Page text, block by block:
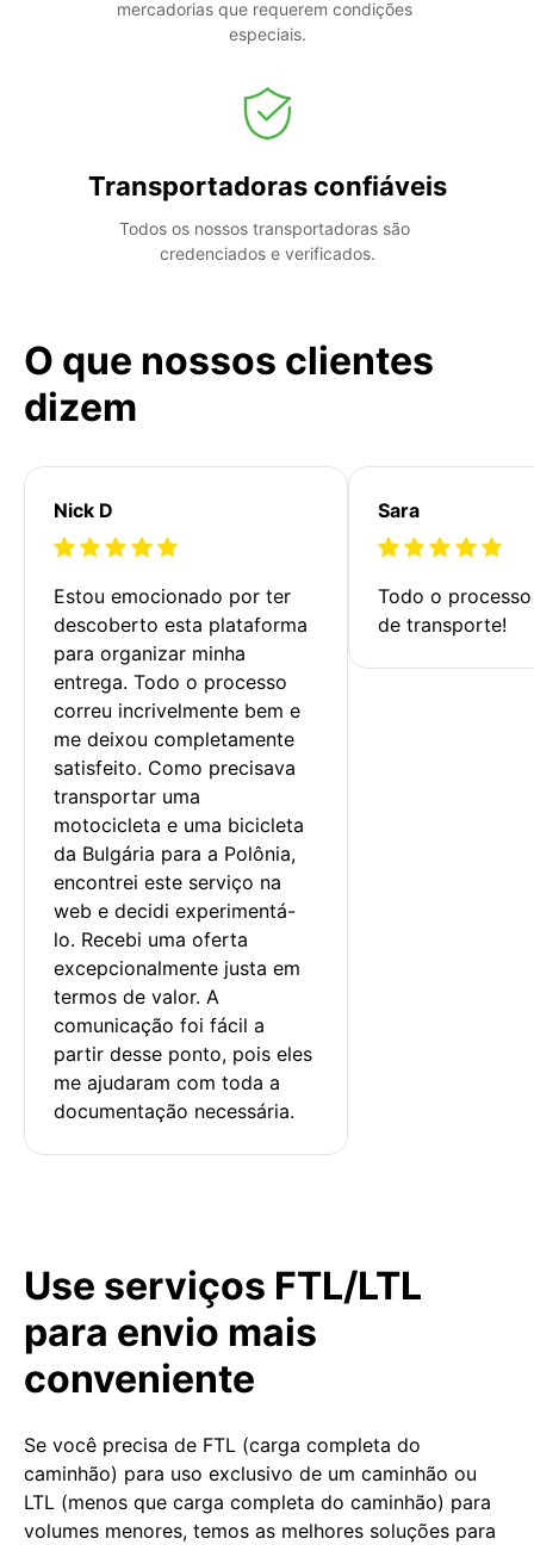
mercadorias que requerem condições
especiais.
Transportadoras confiáveis
Todos os nossos transportadoras são
credenciados e verificados.
O que nossos clientes
dizem
Nick D
Estou emocionado por ter
descoberto esta plataforma
para organizar minha
entrega. Todo o processo
correu incrivelmente bem e
me deixou completamente
satisfeito. Como precisava
transportar uma
motocicleta e uma bicicleta
da Bulgária para a Polônia,
encontrei este serviço na
web e decidi experimentá-
lo. Recebi uma oferta
excepcionalmente justa em
termos de valor. A
comunicação foi fácil a
partir desse ponto, pois eles
me ajudaram com toda a
documentação necessária.
Sara
Todo o
de transporte!
Use serviços FTL/LTL
para envio mais
conveniente
Se você precisa de FTL (carga completa do
caminhão) para uso exclusivo de um caminhão ou
LTL (menos que carga completa do caminhão) para
volumes menores, temos as melhores soluções para